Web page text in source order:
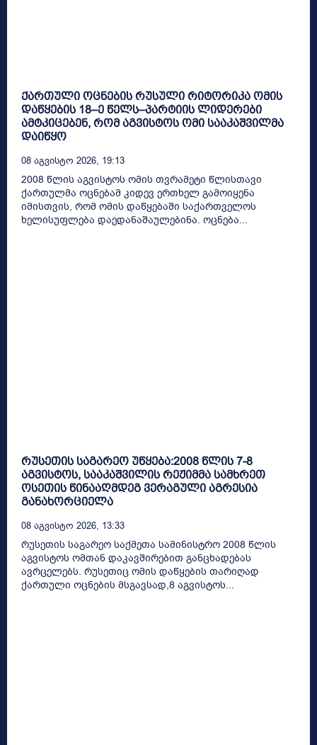
ქართული ოცნების რუსული რიტორიკა ომის
დაწყების 18–ე წელს–პარტიის ლიდერები
ამტკიცებენ, რომ აგვისტოს ომი სააკაშვილმა
დაიწყო
08 Აგვისტო 2026, 19:13
2008 წლის აგვისტოს ომის თვრამეტი წლისთავი
ქართულმა ოცნებამ კიდევ ერთხელ გამოიყენა
იმისთვის, რომ ომის დაწყებაში საქართველოს
ხელისუფლება დაედანაშაულებინა. ოცნება...
რუსეთის საგარეო უწყება:2008 წლის 7-8
აგვისტოს, სააკაშვილის რეჟიმმა სამხრეთ
ოსეთის წინააღმდეგ ვერაგული აგრესია
განახორციელა
08 Აგვისტო 2026, 13:33
რუსეთის საგარეო საქმეთა სამინისტრო 2008 წლის
აგვისტოს ომთან დაკავშირებით განცხადებას
ავრცელებს. რუსეთიც ომის დაწყების თარიღად
ქართული ოცნების მსგავსად,8 აგვისტოს...